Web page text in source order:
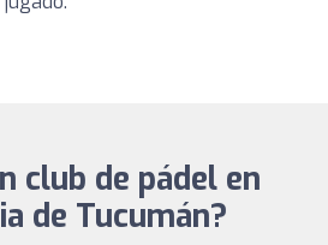
club de pádel en
de Tucumán?